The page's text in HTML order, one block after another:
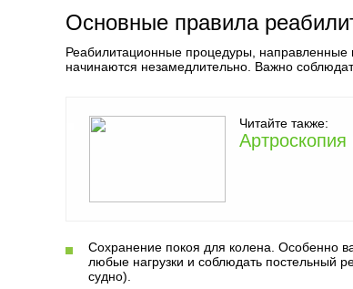
Основные правила
Реабилитационные процедуры, направленные
начинаются незамедлительно. Важно
Читайте также:
Артроскопия
Сохранение покоя для колена. Особенно
любые нагрузки и соблюдать постельный
судно).